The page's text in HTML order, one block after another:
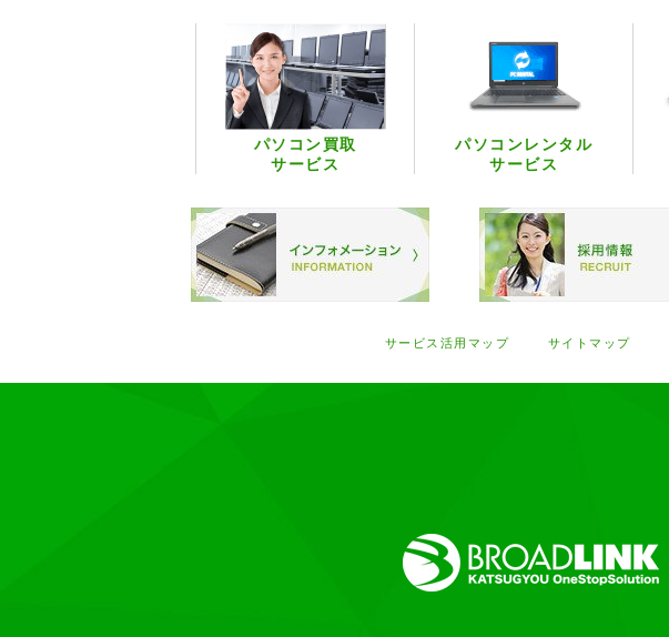
パソコン買取
サービス
パソコンレンタル
サービス
サービス活用マップ サイトマップ